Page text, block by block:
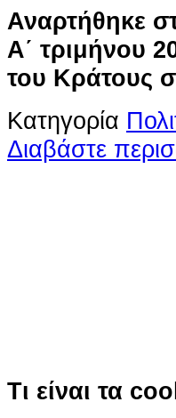
Αναρτήθηκε
Α΄ τριμήνου
του Κράτους
Κατηγορία
Διαβάστε
Τι είναι τα